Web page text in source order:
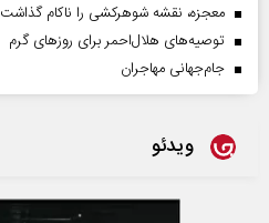
معجزه، نقشه شوهرکشی را ناکام گذاشت
توصیه‌های هلال‌احمر برای روز‌های گرم
جام‌جهانی مهاجران
ویدئو